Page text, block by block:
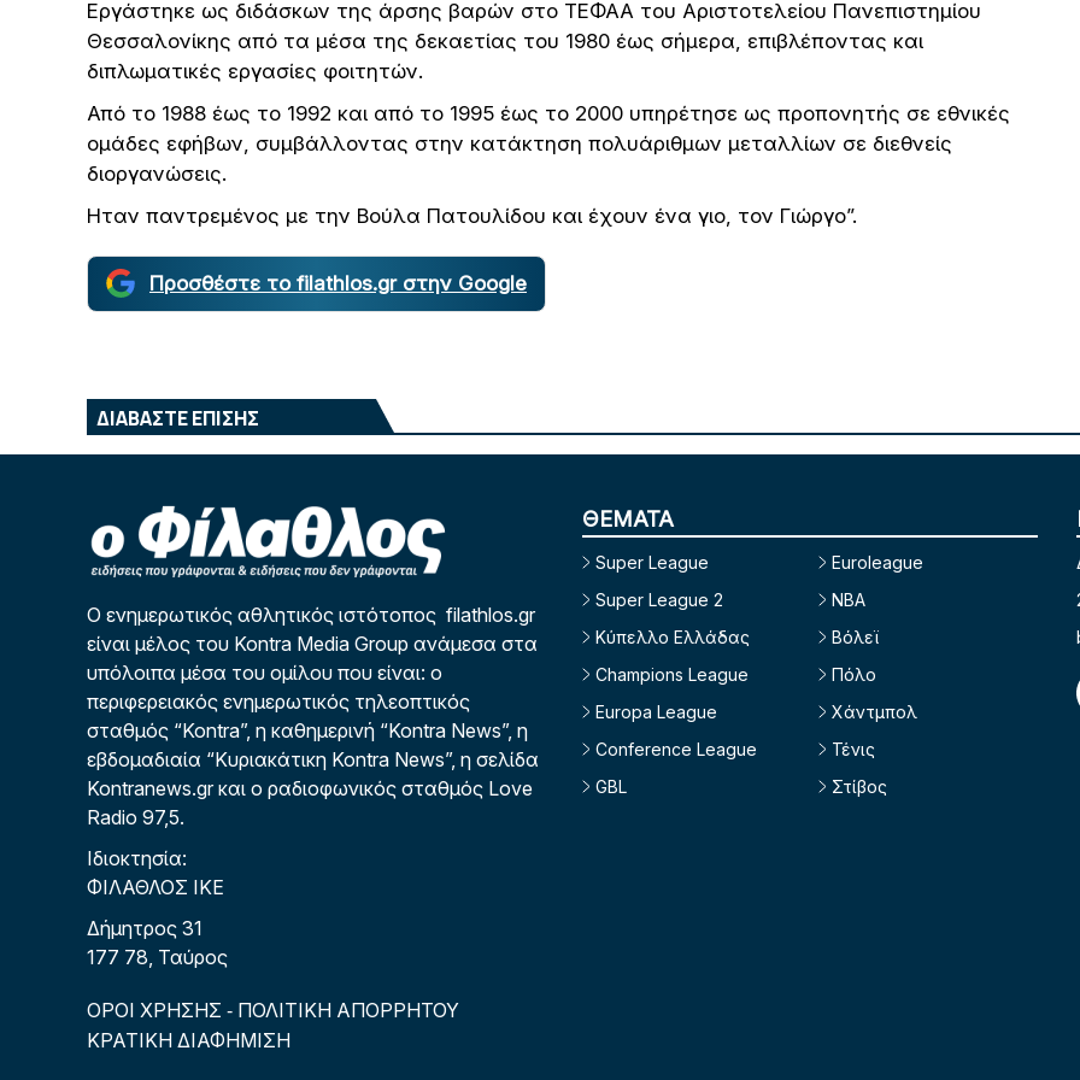
Εργάστηκε ως διδάσκων της άρσης βαρών στο ΤΕΦΑΑ του Αριστοτελείου Πανεπιστημίου
Θεσσαλονίκης από τα μέσα της δεκαετίας του 1980 έως σήμερα, επιβλέποντας και
διπλωματικές εργασίες φοιτητών.
Από το 1988 έως το 1992 και από το 1995 έως το 2000 υπηρέτησε ως προπονητής σε εθνικές
ομάδες εφήβων, συμβάλλοντας στην κατάκτηση πολυάριθμων μεταλλίων σε διεθνείς
διοργανώσεις.
Ηταν παντρεμένος με την Βούλα Πατουλίδου και έχουν ένα γιο, τον Γιώργο”.
Προσθέστε το filathlos.gr στην Google
ΔΙΑΒΑΣΤΕ ΕΠΙΣΗΣ
Ο ενημερωτικός αθλητικός ιστότοπος filathlos.gr
είναι μέλος του Kontra Media Group ανάμεσα στα
υπόλοιπα μέσα του ομίλου που είναι: ο
περιφερειακός ενημερωτικός τηλεοπτικός
σταθμός “Kontra”, η καθημερινή “Kontra News”, η
εβδομαδιαία “Κυριακάτικη Kontra News”, η σελίδα
Kontranews.gr και ο ραδιοφωνικός σταθμός Love
Radio 97,5.
Ιδιοκτησία:
ΦΙΛΑΘΛΟΣ ΙΚΕ
Δήμητρος 31
177 78, Ταύρος
ΟΡΟΙ ΧΡΗΣΗΣ - ΠΟΛΙΤΙΚΗ ΑΠΟΡΡΗΤΟΥ
ΚΡΑΤΙΚΗ ΔΙΑΦΗΜΙΣΗ
ΘΕΜΑΤΑ
Super League
Super League 2
Κύπελλο Ελλάδας
Champions League
Europa League
Conference League
GBL
Euroleague
NBA
Βόλεϊ
Πόλο
Χάντμπολ
Τένις
Στίβος